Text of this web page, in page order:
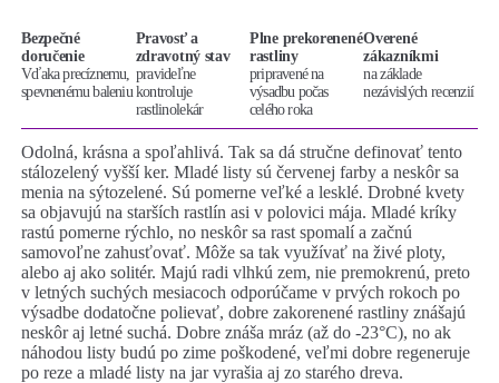
Bezpečné
doručenie
Vďaka precíznemu,
spevnenému baleniu
Pravosť a
zdravotný stav
pravideľne
kontroluje
rastlinolekár
Plne prekorenené
rastliny
pripravené na
výsadbu počas
celého roka
Overené
zákazníkmi
na základe
nezávislých recenzií
Odolná, krásna a spoľahlivá. Tak sa dá stručne definovať tento
stálozelený vyšší ker. Mladé listy sú červenej farby a neskôr sa
menia na sýtozelené. Sú pomerne veľké a lesklé. Drobné kvety
sa objavujú na starších rastlín asi v polovici mája. Mladé kríky
rastú pomerne rýchlo, no neskôr sa rast spomalí a začnú
samovoľne zahusťovať. Môže sa tak využívať na živé ploty,
alebo aj ako solitér. Majú radi vlhkú zem, nie premokrenú, preto
v letných suchých mesiacoch odporúčame v prvých rokoch po
výsadbe dodatočne polievať, dobre zakorenené rastliny znášajú
neskôr aj letné suchá. Dobre znáša mráz (až do -23°C), no ak
náhodou listy budú po zime poškodené, veľmi dobre regeneruje
po reze a mladé listy na jar vyrašia aj zo starého dreva.